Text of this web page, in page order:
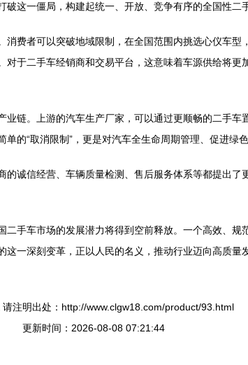
这一僵局，构建起统一、开放、竞争有序的全国性二
费者可以突破地域限制，在全国范围内挑选心仪车
于二手车经销商和交易平台，这意味着车源供给将
业链。上游的汽车生产厂家，可以通过更顺畅的二手
的“取消限制”，更是对汽车全生命周期管理、促进绿
诚信经营、车辆质量检测、售后服务体系等都提出
手车市场的发展潜力将得到空前释放。一个高效、
一深刻变革，正以人民的名义，推动行业迈向高质量
请注明出处：http://www.clgw18.com/product/93.html
更新时间：2026-08-08 07:21:44